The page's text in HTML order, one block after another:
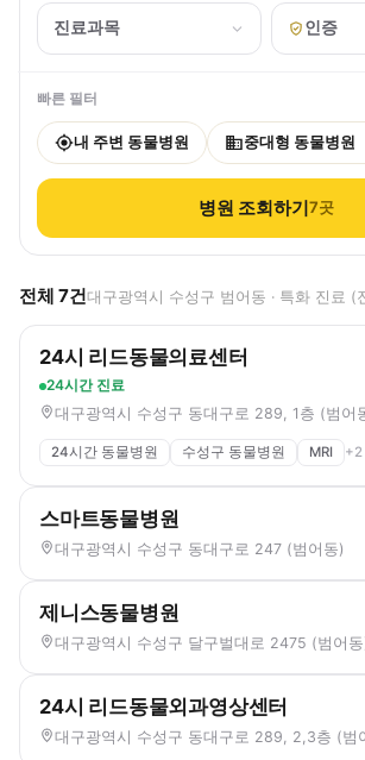
진료과목 인증
빠른 필터
내 주변 동물병원 중대형 동물병원
병원 조회하기7곳
전체 7건대구광역시 수성구 범어동 · 특화 진료 (
24시 리드동물의료센터
24시간 진료
대구광역시 수성구 동대구로 289, 1층 (범어
24시간 동물병원 수성구 동물병원 MRI +2
스마트동물병원
대구광역시 수성구 동대구로 247 (범어동)
제니스동물병원
대구광역시 수성구 달구벌대로 2475 (범어동
24시 리드동물외과영상센터
대구광역시 수성구 동대구로 289, 2,3층 (범